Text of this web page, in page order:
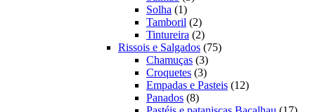
Solha 11
produto
Tamboril 22
produtos
Tintureira 22
produtos
Rissois e Salgados 7575
Chamuças 33
produtos
Croquetes 33
produtos
Empadas e Pasteis 1212
Panados 88